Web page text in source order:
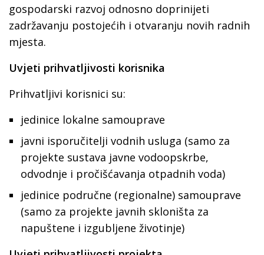
gospodarski razvoj odnosno doprinijeti
zadržavanju postojećih i otvaranju novih radnih
mjesta.
Uvjeti prihvatljivosti korisnika
Prihvatljivi korisnici su:
jedinice lokalne samouprave
javni isporučitelji vodnih usluga (samo za
projekte sustava javne vodoopskrbe,
odvodnje i pročišćavanja otpadnih voda)
jedinice područne (regionalne) samouprave
(samo za projekte javnih skloništa za
napuštene i izgubljene životinje)